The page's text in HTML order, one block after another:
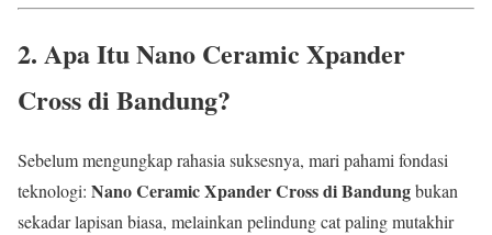
2. Apa ItuNano Ceramic Xpander
Cross di Bandung?
Sebelum mengungkap rahasia suksesnya, mari pahami fondasi
teknologi: Nano Ceramic Xpander Cross di Bandungbukan
sekadar lapisan biasa, melainkan pelindung cat paling mutakhir